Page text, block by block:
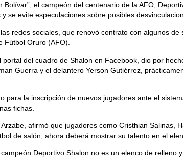
Bolívar”, el campeón del centenario de la AFO,
se evite especulaciones sobre posibles
redes sociales, que renovó contrato con algunos
Fútbol Oruro (AFO).
del cuadro de Shalon en Facebook, dio por
Guerra y el delantero Yerson Gutiérrez,
para la inscripción de nuevos jugadores ante el
fichas.
afirmó que jugadores como Cristhian
de salón, ahora deberá mostrar su talento en el
Deportivo Shalon no es un elenco de